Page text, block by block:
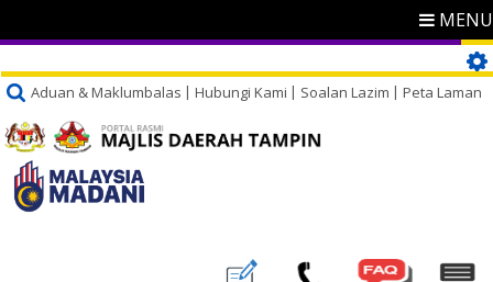
MENU
Aduan & Maklumbalas Hubungi Kami Soalan Lazim Peta Laman